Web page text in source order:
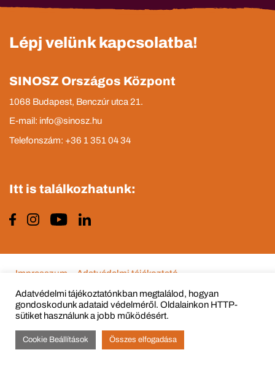
Lépj velünk kapcsolatba!
SINOSZ Országos Központ
1068 Budapest, Benczúr utca 21.
E-mail: info@sinosz.hu
Telefonszám: +36 1 351 04 34
Itt is találkozhatunk:
© Copyright 2015 - 2022 All Rights Reserved
Impresszum Adatvédelmi tájékoztató
Adatvédelmi tájékoztatónkban megtalálod, hogyan
gondoskodunk adataid védelméről. Oldalainkon HTTP-
sütiket használunk a jobb működésért.
Cookie Beállítások Összes elfogadása